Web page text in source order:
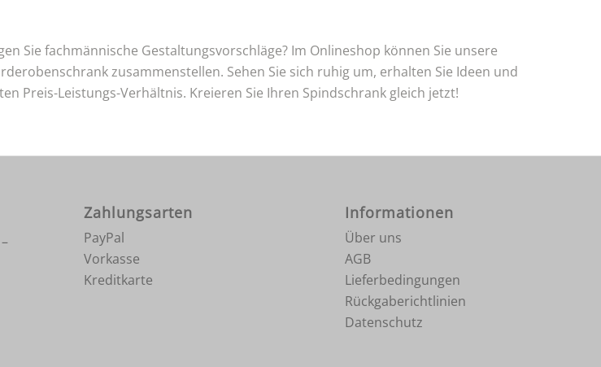
Sie fachmännische Gestaltungsvorschläge? Im Onlineshop können Sie unsere
zusammenstellen. Sehen Sie sich ruhig um, erhalten Sie Ideen und
Preis-Leistungs-Verhältnis. Kreieren Sie Ihren Spindschrank gleich jetzt!
Zahlungsarten
PayPal
Vorkasse
Kreditkarte
Informationen
Über uns
AGB
Lieferbedingungen
Rückgaberichtlinien
Datenschutz